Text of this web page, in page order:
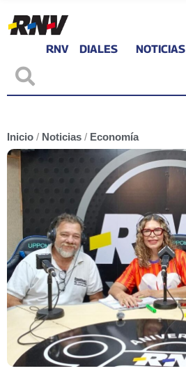
RNV DIALES NOTICIAS
Inicio / Noticias / Economía